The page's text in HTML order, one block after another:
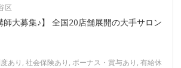
区
師大募集♪】 全国20店舗展開の大手サロン
あり, 社会保険あり, ボーナス・賞与あり, 有給休